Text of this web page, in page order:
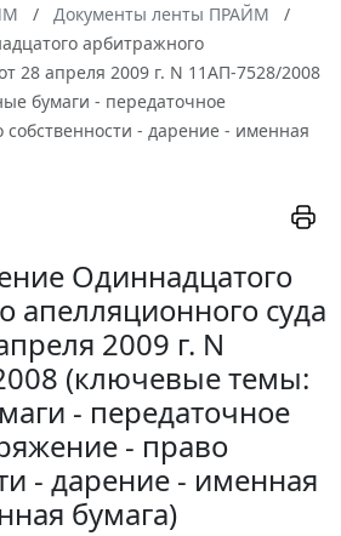
Документы ленты ПРАЙМ
арбитражного
28 апреля 2009 г. N 11АП-7528/2008
бумаги - передаточное
- дарение - именная
Одиннадцатого
апелляционного суда
2009 г. N
(ключевые темы:
- передаточное
- право
- дарение - именная
бумага)